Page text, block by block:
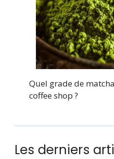
Quel grade de
coffee shop ?
Les derniers